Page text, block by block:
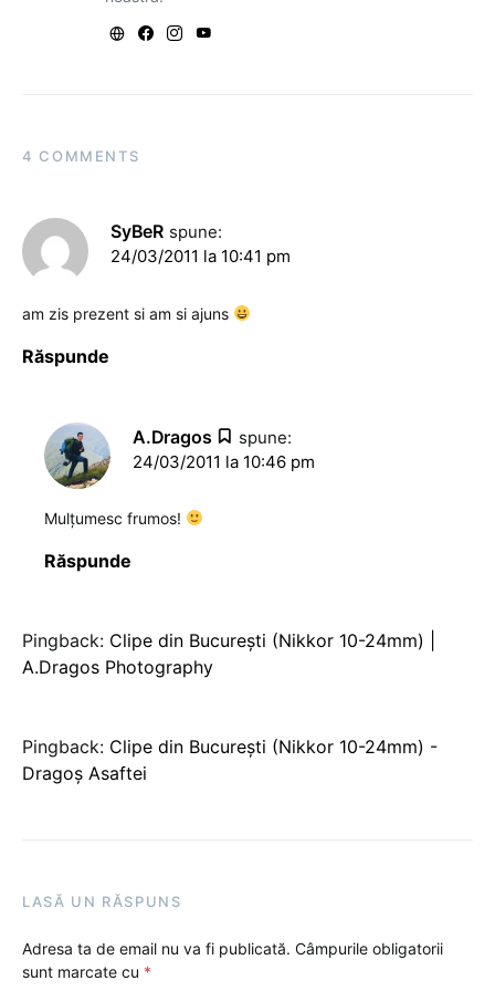
4 COMMENTS
SyBeR spune:
24/03/2011 la 10:41 pm
am zis prezent si am si ajuns
Răspunde
A.Dragos
spune:
24/03/2011 la 10:46 pm
Mulţumesc frumos!
Răspunde
Pingback: Clipe din Bucureşti (Nikkor 10-24mm) |
A.Dragos Photography
Pingback: Clipe din Bucureşti (Nikkor 10-24mm) -
Dragoș Asaftei
LASĂ UN RĂSPUNS
Adresa ta de email nu va fi publicată. Câmpurile obligatorii
sunt marcate cu *